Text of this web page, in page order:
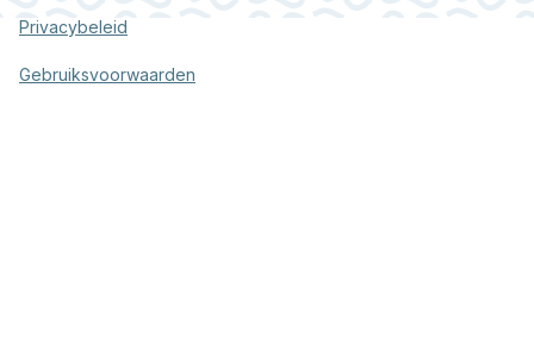
Privacybeleid
Gebruiksvoorwaarden